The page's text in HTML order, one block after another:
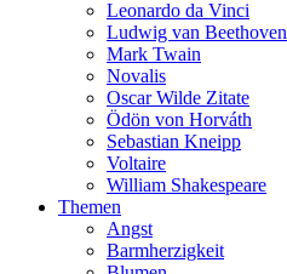
Leonardo da Vinci
Ludwig van Beethoven
Mark Twain
Novalis
Oscar Wilde Zitate
Ödön von Horváth
Sebastian Kneipp
Voltaire
William Shakespeare
Themen
Angst
Barmherzigkeit